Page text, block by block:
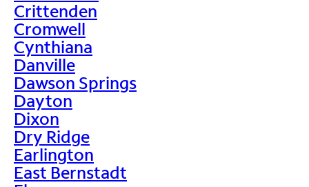
Crittenden
Cromwell
Cynthiana
Danville
Dawson Springs
Dayton
Dixon
Dry Ridge
Earlington
East Bernstadt